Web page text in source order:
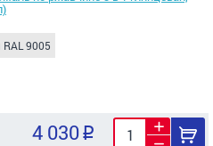
9005
4 030